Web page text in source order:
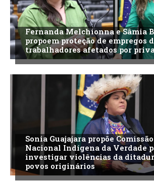
Fernanda Melchionna e Sâmia
propoem proteção de empregos
trabalhadores afetados por
Sonia Guajajara propõe Comissão
Nacional Indígena da Verdade
investigar violências da
povos originários